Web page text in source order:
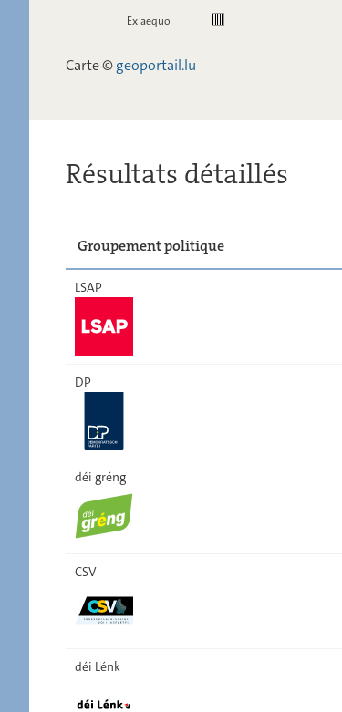
Ex aequo
Carte ©geoportail.lu
Résultats détaillés
Groupement politique
LSAP
DP
déi gréng
CSV
déi Lénk